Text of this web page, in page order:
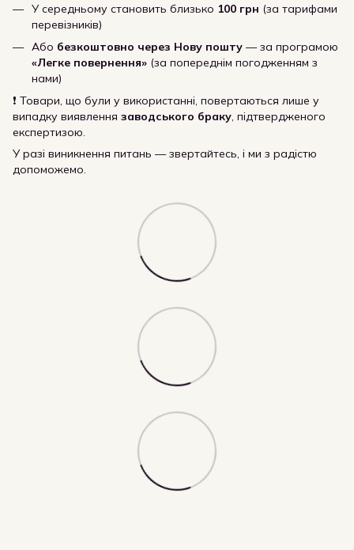
У середньому становить близько 100 грн (за тарифами
перевізників)
Або безкоштовно через Нову пошту — за програмою
«Легке повернення» (за попереднім погодженням з
нами)
❗ Товари, що були у використанні, повертаються лише у
випадку виявлення заводського браку, підтвердженого
експертизою.
У разі виникнення питань — звертайтесь, і ми з радістю
допоможемо.